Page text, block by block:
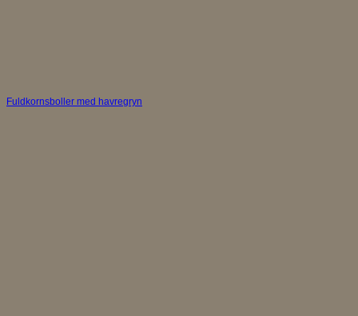
Fuldkornsboller med havregryn